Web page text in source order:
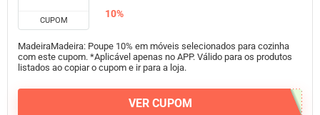
CUPOM
10%
MadeiraMadeira: Poupe 10% em móveis selecionados para cozinha
com este cupom. *Aplicável apenas no APP. Válido para os produtos
listados ao copiar o cupom e ir para a loja.
VER CUPOM